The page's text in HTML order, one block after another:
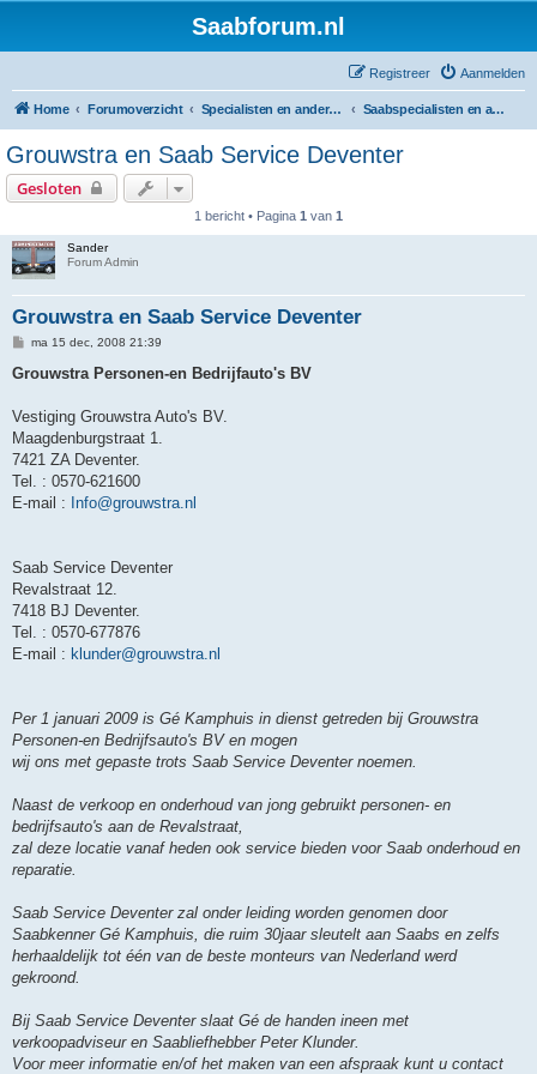
Saabforum.nl
Aanmelden
Registreer
Home Forumoverzicht Specialisten en andere Saabgaragisten Saabspecialisten en andere bedrijven die Saabs verkopen
Grouwstra en Saab Service Deventer
Gesloten
1 bericht • Pagina 1 van 1
Sander
Forum Admin
Grouwstra en Saab Service Deventer
B
r
h
ma 15 dec, 2008 21:39
Grouwstra Personen-en Bedrijfauto's BV
Vestiging Grouwstra Auto's BV.
Maagdenburgstraat 1.
7421 ZA Deventer.
Tel. : 0570-621600
E-mail : Info@grouwstra.nl
Saab Service Deventer
Revalstraat 12.
7418 BJ Deventer.
Tel. : 0570-677876
E-mail : klunder@grouwstra.nl
Per 1 januari 2009 is Gé Kamphuis in dienst getreden bij Grouwstra
Personen-en Bedrijfsauto's BV en mogen
wij ons met gepaste trots Saab Service Deventer noemen.
Naast de verkoop en onderhoud van jong gebruikt personen- en
bedrijfsauto's aan de Revalstraat,
zal deze locatie vanaf heden ook service bieden voor Saab onderhoud en
reparatie.
Saab Service Deventer zal onder leiding worden genomen door
Saabkenner Gé Kamphuis, die ruim 30jaar sleutelt aan Saabs en zelfs
herhaaldelijk tot één van de beste monteurs van Nederland werd
gekroond.
Bij Saab Service Deventer slaat Gé de handen ineen met
verkoopadviseur en Saabliefhebber Peter Klunder.
Voor meer informatie en/of het maken van een afspraak kunt u contact